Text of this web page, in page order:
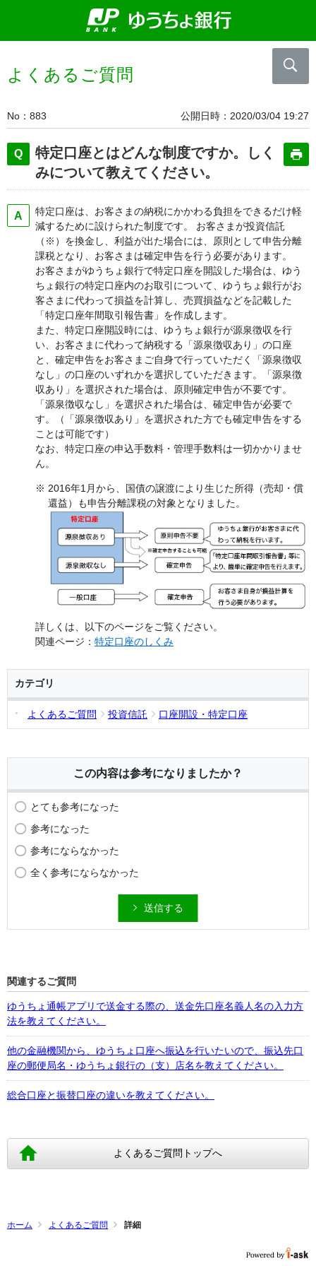
よくあるご質問
No 883 公開日時 2020/03/04 19:27
特定口座とはどんな制度ですか。しく
みについて教えてください。
特定口座は、お客さまの納税にかかわる負担をできるだけ軽
減するために設けられた制度です。 お客さまが投資信託
（※）を換金し、利益が出た場合には、原則として申告分離
課税となり、お客さまは確定申告を行う必要があります。
お客さまがゆうちょ銀行で特定口座を開設した場合は、ゆう
ちょ銀行の特定口座内のお取引について、ゆうちょ銀行がお
客さまに代わって損益を計算し、売買損益などを記載した
「特定口座年間取引報告書」を作成します。
また、特定口座開設時には、ゆうちょ銀行が源泉徴収を行
い、お客さまに代わって納税する「源泉徴収あり」の口座
と、確定申告をお客さまご自身で行っていただく「源泉徴収
なし」の口座のいずれかを選択していただきます。「源泉徴
収あり」を選択された場合は、原則確定申告が不要です。
「源泉徴収なし」を選択された場合は、確定申告が必要で
す。（「源泉徴収あり」を選択された方でも確定申告をする
ことは可能です）
なお、特定口座の申込手数料・管理手数料は一切かかりませ
ん。
※ 2016年1月から、国債の譲渡により生じた所得（売却・償
還益）も申告分離課税の対象となりました。
詳しくは、以下のページをご覧ください。
関連ページ： 特定口座のしくみ
カテゴリ
よくあるご質問 投資信託 口座開設・特定口座
この内容は参考になりましたか？
とても参考になった
参考になった
参考にならなかった
全く参考にならなかった
送信する
関連するご質問
ゆうちょ通帳アプリで送金する際の、送金先口座名義人名の入力方
法を教えてください。
他の金融機関から、ゆうちょ口座へ振込を行いたいので、振込先口
座の郵便局名・ゆうちょ銀行の（支）店名を教えてください。
総合口座と振替口座の違いを教えてください。
よくあるご質問トップへ
ホーム よくあるご質問 詳細